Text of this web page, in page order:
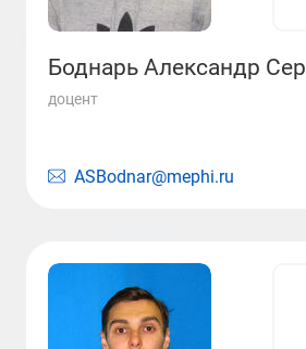
Боднарь Александр
доцент
ASBodnar@mephi.ru